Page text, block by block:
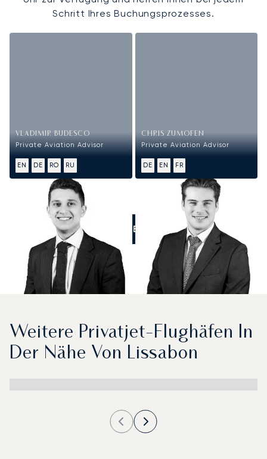
Schritt Ihres Buchungsprozesses.
VLADIMIR BUDESCO
Private Aviation Advisor
EN DE RO RU
CHRIS ZUMOFEN
Private Aviation Advisor
DE EN FR
RUFEN SIE UNS AN
Weitere Privatjet-Flughäfen In
Der Nähe Von Lissabon